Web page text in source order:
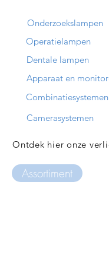
Onderzoekslampen
Operatielampen
Dentale lampen
Apparaat en
Combinatiesystemen
Camerasystemen
Ontdek hier onze
Assortiment